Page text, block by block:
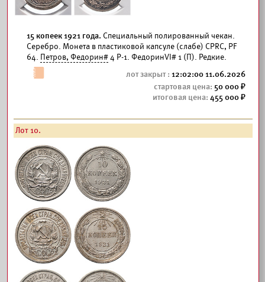
15 копеек 1921 года. Специальный полированный чекан.
Серебро. Монета в пластиковой капсуле (слабе) CPRC, PF
64. Петров, Федорин#4 Р-1. ФедоринVI# 1 (П). Редкие.
12:02:00 11.06.2026
50 000
455 000
Лот 10.